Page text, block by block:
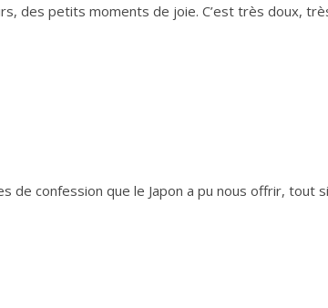
des petits moments de joie. C’est très doux,
de confession que le Japon a pu nous offrir, tout